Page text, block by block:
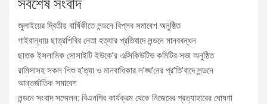
সর্বশেষ সংবাদ
জুলাইয়ের দ্বিতীয় বার্ষিকীতে লন্ডনে বিপ্লব সমাবেশ অনুষ্ঠিত
গাইবান্ধায় ছাত্রশিবির নেতা হত্যার প্রতিবাদে লন্ডনে মানববন্ধন
ছাতক ইসলামিক সোসাইটি ইউকে’র এক্সিকিউটিভ কমিটির সভা অনুষ্ঠিত
রামিসাসহ সকল শিশু হ’ত্যা ও মানবাধিকার ল’ঙ্ঘ’নের প্র’তি’বাদে লন্ডনে
আন্তর্জাতিক সমাবেশ
লন্ডনে সংবাদ সম্মেলন: বিএনপির কার্যক্রম থেকে নিজেদের প্রত্যাহারের ঘোষণা